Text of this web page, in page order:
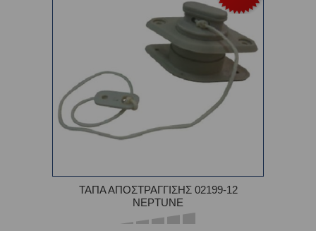
ΤΑΠΑ ΑΠΟΣΤΡΑΓΓΙΣΗΣ 02199-12
NEPTUNE